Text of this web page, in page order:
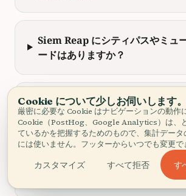
Siem Reap にシティパスやミュ
ードはありますか？
アンコール・パスには寺院まで
まれますか？
アンコール・ワットでは子ども
Cookie について少しお伺いします。
厳密に必要な Cookie はナビゲーションの動作
Cookie（PostHog、Google Analytics）は、
ているかを把握するためのもので、集計デー
には使いません。フッターからいつでも変更で
カスタマイズ すべて拒否 す